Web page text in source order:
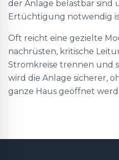
der Anlage belastbar sind
Ertüchtigung notwendig
Oft reicht eine gezielte
nachrüsten, kritische
Stromkreise trennen und
wird die Anlage sicherer,
ganze Haus geöffnet